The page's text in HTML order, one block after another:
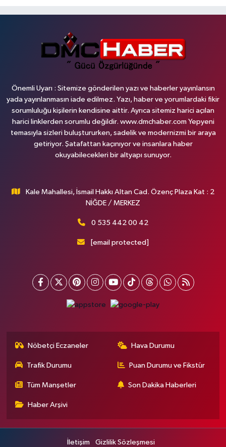
Önemli Uyarı : Sitemize gönderilen yazı ve haberler yayınlansın
yada yayınlanmasın iade edilmez. Yazı, haber ve yorumlardaki fikir
sorumluluğu kişilerin kendisine aittir. Ayrıca sitemiz harici açılan
harici linklerden sorumlu değildir. www.dmchaber.com Yepyeni
temasıyla sizleri buluştururken, sadelik ve modernizmi bir araya
getiriyor. Şatafattan kaçınıyor ve insanlara haber
okuyabilecekleri bir altyapı sunuyor.
Kale Mahallesi, İsmail Hakkı Altan Cad. Özenç Plaza Kat : 2
NİĞDE / MERKEZ
0 535 442 00 42
[email protected]
Nöbetçi Eczaneler Hava Durumu
Trafik Durumu Puan Durumu ve Fikstür
Tüm Manşetler Son Dakika Haberleri
Haber Arşivi
İletişim Gizlilik Sözleşmesi